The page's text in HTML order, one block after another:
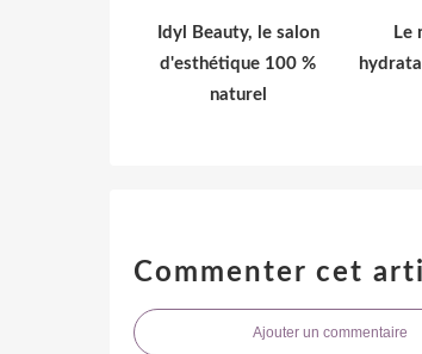
Idyl Beauty, le salon
d'esthétique 100 %
naturel
Le
Commenter cet
Ajouter un commentaire